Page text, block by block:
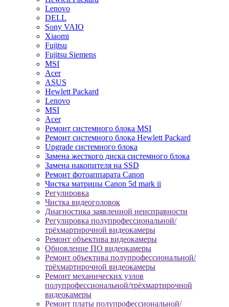
Lenovo
DELL
Sony VAIO
Xiaomi
Fujitsu
Fujitsu Siemens
MSI
Acer
ASUS
Hewlett Packard
Lenovo
MSI
Acer
Ремонт системного блока MSI
Ремонт системного блока Hewlett Packard
Upgrade системного блока
Замена жесткого диска системного блока
Замена накопителя на SSD
Ремонт фотоаппарата Canon
Чистка матрицы Canon 5d mark ii
Регулировка
Чистка видеоголовок
Диагностика заявленной неисправности
Регулировка полупрофессиональной/
трёхмартирочной видеокамеры
Ремонт объектива видеокамеры
Обновление ПО видеокамеры
Ремонт объектива полупрофессиональной/
трёхмартирочной видеокамеры
Ремонт механических узлов
полупрофессиональной/трёхмартирочной
видеокамеры
Ремонт платы полупрофессиональной/